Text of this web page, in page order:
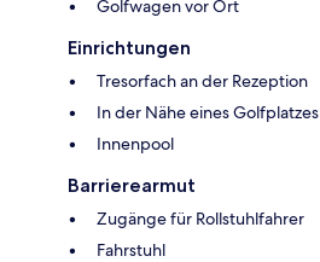
Golfwagen vor Ort
Einrichtungen
Tresorfach an der Rezeption
In der Nähe eines Golfplatzes
Innenpool
Barrierearmut
Zugänge für Rollstuhlfahrer
Fahrstuhl